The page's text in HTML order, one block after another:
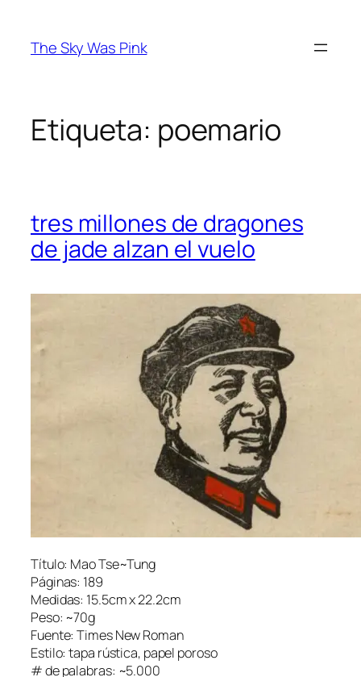
contenido
The Sky Was Pink
Etiqueta: poemario
tres millones de dragones
de jade alzan el vuelo
Título: Mao Tse~Tung
Páginas: 189
Medidas: 15.5cm x 22.2cm
Peso: ~70g
Fuente: Times New Roman
Estilo: ta­pa rús­ti­ca, pa­pel poroso
# de pa­la­bras: ~5.000